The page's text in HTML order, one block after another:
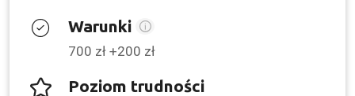
Warunki
700 zł +200 zł
Poziom trudności